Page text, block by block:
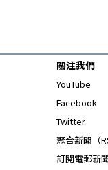
關注我們
YouTube
Facebook
Twitter
聚合新聞（
訂閱電郵新